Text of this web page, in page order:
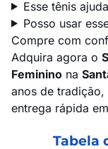
Esse tênis
Posso usar
Compre com
Adquira agora o
Feminino na
anos de
entrega rápida
Tabela